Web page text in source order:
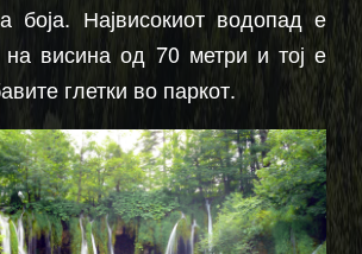
боја. Највисокиот водопад е
висина од 70 метри и тој е
глетки во паркот.